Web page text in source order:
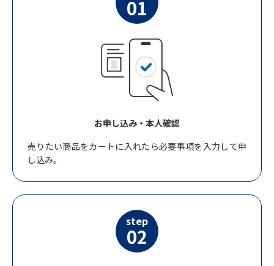
01
お申し込み・本人確認
売りたい商品をカートに入れたら必要事項を入力して申
し込み。
step
02